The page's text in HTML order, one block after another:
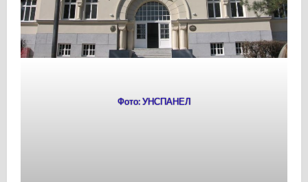
Фото: УНСПАНЕЛ